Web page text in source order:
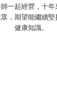
一起經營，十
，期望能繼續
健康知識。